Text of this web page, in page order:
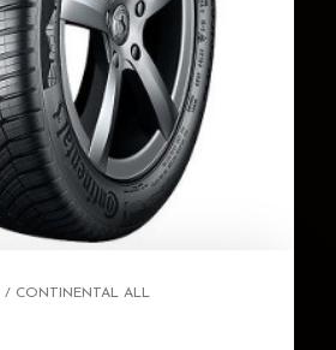
/ CONTINENTAL ALL